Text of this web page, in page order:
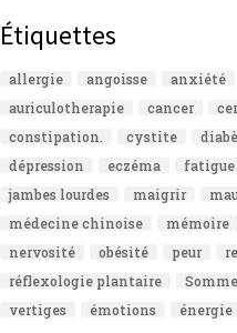
Étiquettes
allergie angoisse anxiété
auriculotherapie
cancer
constipation.
cystite
dépression
eczéma fatigue
jambes lourdes
maigrir
médecine chinoise
mémoire
nervosité
obésité peur
réflexologie plantaire
vertiges
émotions énergie